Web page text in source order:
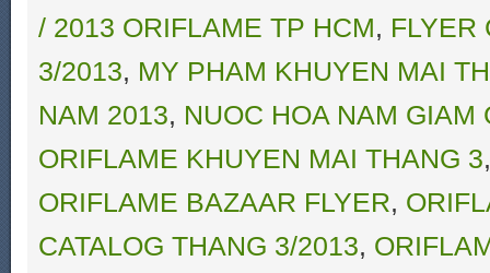
/ 2013 ORIFLAME TP HCM, FLYER
3/2013, MY PHAM KHUYEN MAI
NAM 2013, NUOC HOA NAM GIAM
ORIFLAME KHUYEN MAI THANG 3
ORIFLAME BAZAAR FLYER,
CATALOG THANG 3/2013,